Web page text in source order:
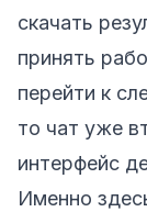
скачать
принять
перейти к
то чат уже
интерфейс
Именно